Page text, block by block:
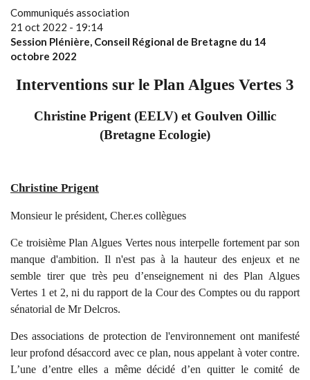
Communiqués association
21 oct 2022 - 19:14
Session Plénière, Conseil Régional de Bretagne du 14
octobre 2022
Interventions sur le Plan Algues Vertes 3
Christine Prigent (EELV) et Goulven Oillic
(Bretagne Ecologie)
Christine Prigent
Monsieur le président, Cher.es collègues
Ce troisième Plan Algues Vertes nous interpelle fortement par son
manque d'ambition. Il n'est pas à la hauteur des enjeux et ne
semble tirer que très peu d’enseignement ni des Plan Algues
Vertes 1 et 2, ni du rapport de la Cour des Comptes ou du rapport
sénatorial de Mr Delcros.
Des associations de protection de l'environnement ont manifesté
leur profond désaccord avec ce plan, nous appelant à voter contre.
L’une d’entre elles a même décidé d’en quitter le comité de